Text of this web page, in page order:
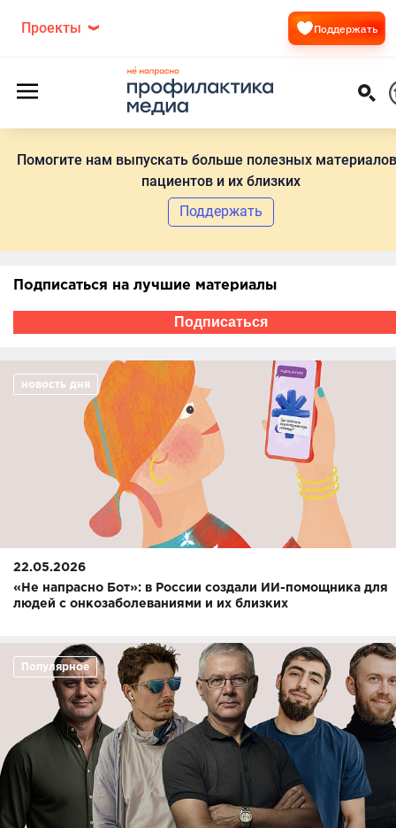
Помогите нам выпускать больше полезных
пациентов и их близких
Поддержать
Проекты Поддержать
Подписаться на лучшие материалы
Подписаться
новость дня
22.05.2026
«Не напрасно Бот»: в России создали ИИ-помощника для
людей с онкозаболеваниями и их близких
Популярное